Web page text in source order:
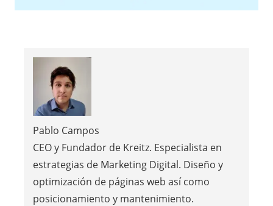
Pablo Campos
CEO y Fundador de Kreitz. Especialista en
estrategias de Marketing Digital. Diseño y
optimización de páginas web así como
posicionamiento y mantenimiento.